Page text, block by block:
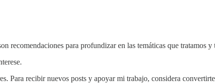
recomendaciones para profundizar en las temáticas que tratamos
Para recibir nuevos posts y apoyar mi trabajo, considera